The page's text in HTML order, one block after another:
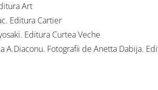
Art
Editura Cartier
Editura Curtea Veche
A.Diaconu. Fotografii de Anetta Dabija.